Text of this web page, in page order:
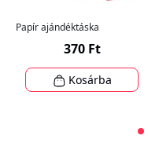
Papír ajándéktáska
370 Ft
Kosárba